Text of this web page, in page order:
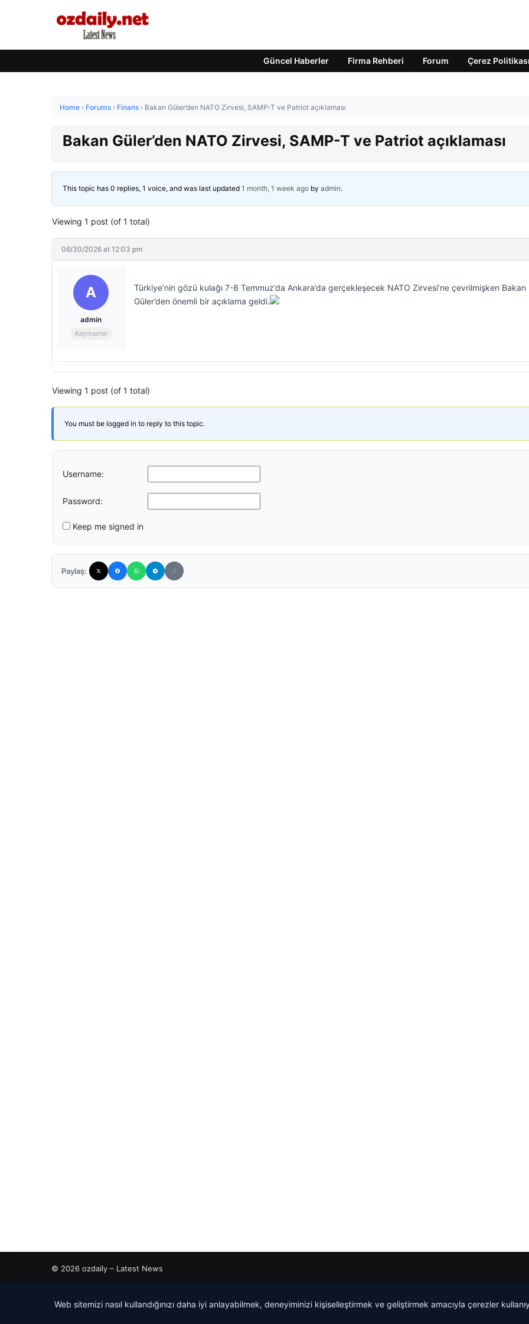
Güncel Haberler Firma Rehberi Forum Çerez Politikası
Home › Forums › Finans › Bakan Güler’den NATO Zirvesi, SAMP-T ve Patriot açıklaması
Bakan Güler’den NATO Zirvesi, SAMP-T ve Patriot açıklaması
This topic has 0 replies, 1 voice, and was last updated 1 month, 1 week ago by admin.
Viewing 1 post (of 1 total)
06/30/2026 at 12:03 pm
A
admin
Keymaster
Türkiye’nin gözü kulağı 7-8 Temmuz’da Ankara’da gerçekleşecek NATO Zirvesi’ne çevrilmişken Bakan
Güler’den önemli bir açıklama geldi.
Viewing 1 post (of 1 total)
You must be logged in to reply to this topic.
Username:
Password:
Keep me signed in
Paylaş:
© 2026 ozdaily – Latest News
Web sitemizi nasıl kullandığınızı daha iyi anlayabilmek, deneyiminizi kişiselleştirmek ve geliştirmek amacıyla çerezler